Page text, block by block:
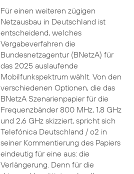
Für einen weiteren zügigen
Netzausbau in Deutschland ist
entscheidend, welches
Vergabeverfahren die
Bundesnetzagentur (BNetzA) für
das 2025 auslaufende
Mobilfunkspektrum wählt. Von den
verschiedenen Optionen, die das
BNetzA Szenarienpapier für die
Frequenzbänder 800 MHz, 1,8 GHz
und 2,6 GHz skizziert, spricht sich
Telefónica Deutschland / o2 in
seiner Kommentierung des Papiers
eindeutig für eine aus: die
Verlängerung. Denn für die